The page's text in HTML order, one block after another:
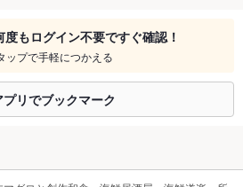
度もログイン不要ですぐ確認！
ップで手軽につかえる
プリでブックマーク